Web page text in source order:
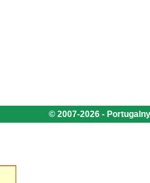
© 2007-2026 -